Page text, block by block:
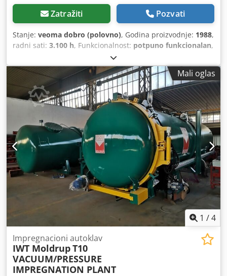
Zatražiti Pozvati
Stanje: veoma dobro (polovno), Godina proizvodnje: 1988,
radni sati: 3.100 h, Funkcionalnost: potpuno funkcionalan,
, Willibald MZA 2500/Seckalica/
Šreder/Melčer • Proizvođač: Willibald • Tip: MZA 2500 •
Godina proizvodnje: 1988 • Radnih sati: 3100 h • Motor: V6
Mercedes-Benz • Protok: 75 m³/h zavisno od materijala •
Propusnost: 500 mm • Pokretna čekića • Vlaknanje
organskog materijala za kompostiranje (baštenski otpad,
drveni otpad do prečnika 30 cm) • Usitnjavanje starog i
otpadnog drveta do prečnika 30 cm • Broj osovina: 2
tandem/BW osovine • Kočioni sistem: vazdušni • Vučno oko:
40 mm • Ukupna masa: 8960 kg • Nemačka mašina •
Odmah spremna za rad • Ova ponuda nije obavezujuća i
podložna je izmenama. - Predprodaja zadržana, - Greške
i/ili tipografske greške nisu isključene. - Prodaja po našim
opštim uslovima. Dedpfexu Dipex Acdokr
Mali oglas
1 /4
Impregnacioni autoklav
IWT MoldrupT10
VACUUM/PRESSURE
IMPREGNATION PLANT